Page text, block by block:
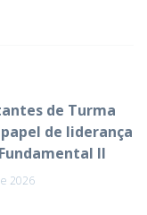
de Turma
de liderança
II
2026